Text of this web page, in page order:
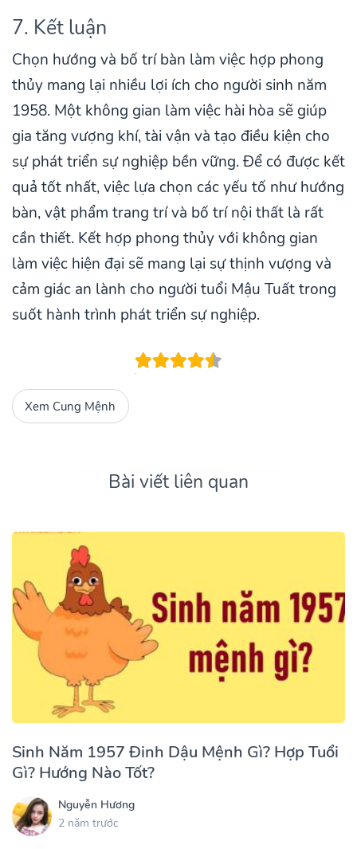
7. Kết luận
Chọn hướng và bố trí bàn làm việc hợp phong
thủy mang lại nhiều lợi ích cho người sinh năm
1958. Một không gian làm việc hài hòa sẽ giúp
gia tăng vượng khí, tài vận và tạo điều kiện cho
sự phát triển sự nghiệp bền vững. Để có được kết
quả tốt nhất, việc lựa chọn các yếu tố như hướng
bàn, vật phẩm trang trí và bố trí nội thất là rất
cần thiết. Kết hợp phong thủy với không gian
làm việc hiện đại sẽ mang lại sự thịnh vượng và
cảm giác an lành cho người tuổi Mậu Tuất trong
suốt hành trình phát triển sự nghiệp.
Xem Cung Mệnh
Bài viết liên quan
Sinh Năm 1957 Đinh Dậu Mệnh Gì? Hợp Tuổi
Gì? Hướng Nào Tốt?
Nguyễn Hương
2 năm trước